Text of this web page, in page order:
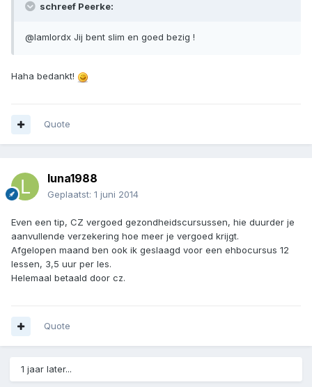
schreef Peerke:
@lamlordx Jij bent slim en goed bezig !
Haha bedankt!
Quote
luna1988
Geplaatst: 1 juni 2014
Even een tip, CZ vergoed gezondheidscursussen, hie duurder je
aanvullende verzekering hoe meer je vergoed krijgt.
Afgelopen maand ben ook ik geslaagd voor een ehbocursus 12
lessen, 3,5 uur per les.
Helemaal betaald door cz.
Quote
1 jaar later...